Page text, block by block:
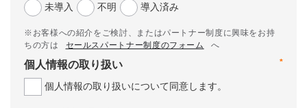
未導入
不明 導入済み
※お客様への紹介をご検討、またはパートナー制度に興味をお持
ちの方は
セールスパートナー制度のフォーム
へ
*
個人情報の取り扱い
個人情報の取り扱いについて同意します。